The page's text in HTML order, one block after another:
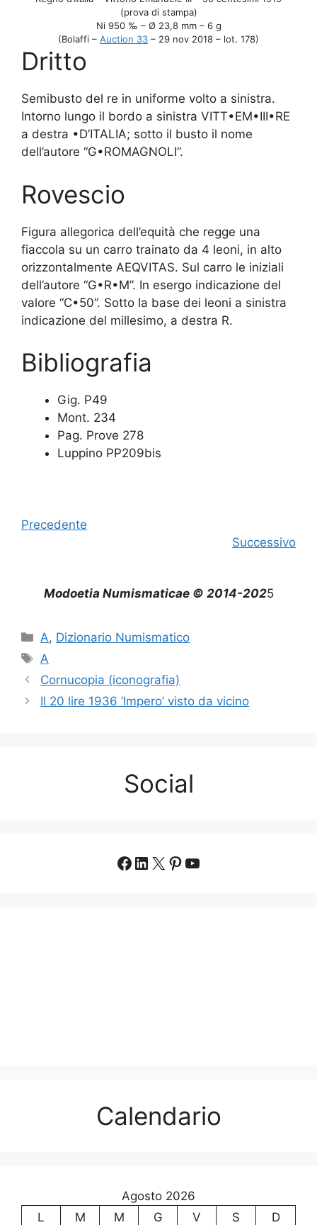
(prova di stampa)
Ni 950 ‰ – Ø 23,8 mm – 6 g
(Bolaffi – Auction 33 – 29 nov 2018 – lot. 178)
Dritto
Semibusto del re in uniforme volto a sinistra.
Intorno lungo il bordo a sinistra VITT•EM•III•RE
a destra •D’ITALIA; sotto il busto il nome
dell’autore “G•ROMAGNOLI”.
Rovescio
Figura allegorica dell’equità che regge una
fiaccola su un carro trainato da 4 leoni, in alto
orizzontalmente AEQVITAS. Sul carro le iniziali
dell’autore “G•R•M”. In esergo indicazione del
valore “C•50”. Sotto la base dei leoni a sinistra
indicazione del millesimo, a destra R.
Bibliografia
Gig. P49
Mont. 234
Pag. Prove 278
Luppino PP209bis
Precedente
Successivo
Modoetia Numismaticae © 2014-2025
Categorie
A, Dizionario Numismatico
Tag
A
Cornucopia (iconografia)
Il 20 lire 1936 ‘Impero’ visto da vicino
Social
Facebook
LinkedIn
X Pinterest
YouTube
Calendario
Agosto 2026
L
M M G V S
D